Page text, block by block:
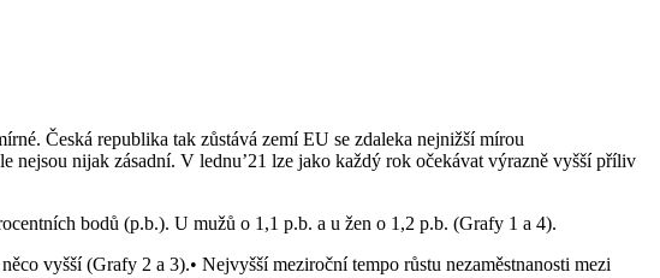
Česká republika tak zůstává zemí EU se zdaleka nejnižší mírou
nejsou nijak zásadní. V lednu’21 lze jako každý rok očekávat výrazně vyšší příliv
bodů (p.b.). U mužů o 1,1 p.b. a u žen o 1,2 p.b. (Grafy 1 a 4).
vyšší (Grafy 2 a 3).• Nejvyšší meziroční tempo růstu nezaměstnanosti mezi